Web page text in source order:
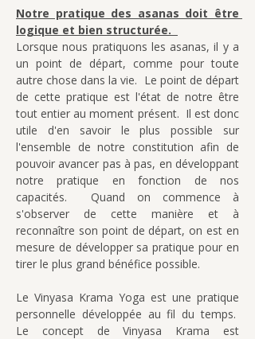
Notre pratique des asanas doit être
logique et bien structurée.
Lorsque nous pratiquons les asanas, il y a
un point de départ, comme pour toute
autre chose dans la vie.  Le point de départ
de cette pratique est l'état de notre être
tout entier au moment présent.  Il est donc
utile d'en savoir le plus possible sur
l'ensemble de notre constitution afin de
pouvoir avancer pas à pas, en développant
notre pratique en fonction de nos
capacités.  Quand on commence à
s'observer de cette manière et à
reconnaître son point de départ, on est en
mesure de développer sa pratique pour en
tirer le plus grand bénéfice possible.
Le Vinyasa Krama Yoga est une pratique
personnelle développée au fil du temps.
Le concept de Vinyasa Krama est